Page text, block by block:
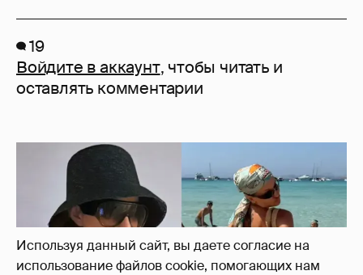
Используя данный сайт, вы даете согласие на
использование файлов cookie, помогающих нам
19
Войдите в аккаунт, чтобы читать и
оставлять комментарии